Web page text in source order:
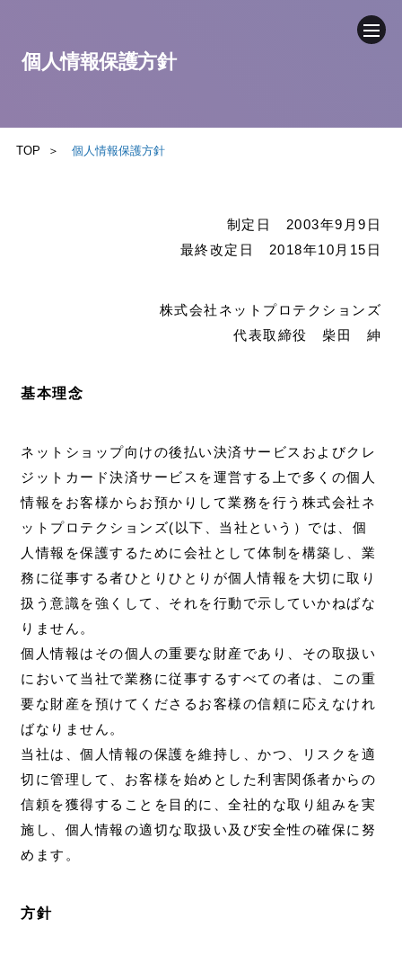
個人情報保護方針
TOP 個人情報保護方針
制定日 2003年9月9日
最終改定日 2018年10月15日
株式会社ネットプロテクションズ
代表取締役 柴田 紳
基本理念
ネットショップ向けの後払い決済サービスおよびクレ
ジットカード決済サービスを運営する上で多くの個人
情報をお客様からお預かりして業務を行う株式会社ネ
ットプロテクションズ(以下、当社という）では、個
人情報を保護するために会社として体制を構築し、業
務に従事する者ひとりひとりが個人情報を大切に取り
扱う意識を強くして、それを行動で示していかねばな
りません。
個人情報はその個人の重要な財産であり、その取扱い
において当社で業務に従事するすべての者は、この重
要な財産を預けてくださるお客様の信頼に応えなけれ
ばなりません。
当社は、個人情報の保護を維持し、かつ、リスクを適
切に管理して、お客様を始めとした利害関係者からの
信頼を獲得することを目的に、全社的な取り組みを実
施し、個人情報の適切な取扱い及び安全性の確保に努
めます。
方針